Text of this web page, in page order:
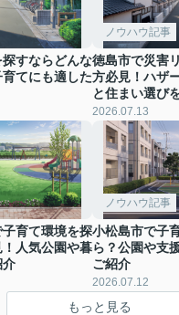
すならどんな
てにも適した
ノウハウ記事
徳島市で災害
方必見！ハザ
と住まい選び
2026.07.13
育て環境を探
人気公園や暮
介
ノウハウ記事
小松島市で子
ら？公園や支
ご紹介
2026.07.12
もっと見る